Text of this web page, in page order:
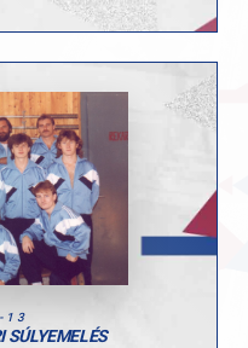
ot teljesített. Pusztai
vett az ob-n, és az 55
országos bajnokság
os összeredménnyel
13
SÚLYEMELÉS